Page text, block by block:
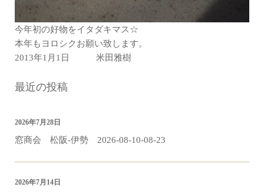
今年初の好物をイタダキマス☆
本年もヨロシクお願い致します。
2013年1月1日 米田雅樹
最近の投稿
窓商会 松阪-伊勢 2026-08-10-08-23
2026年7月28日
2026年7月14日